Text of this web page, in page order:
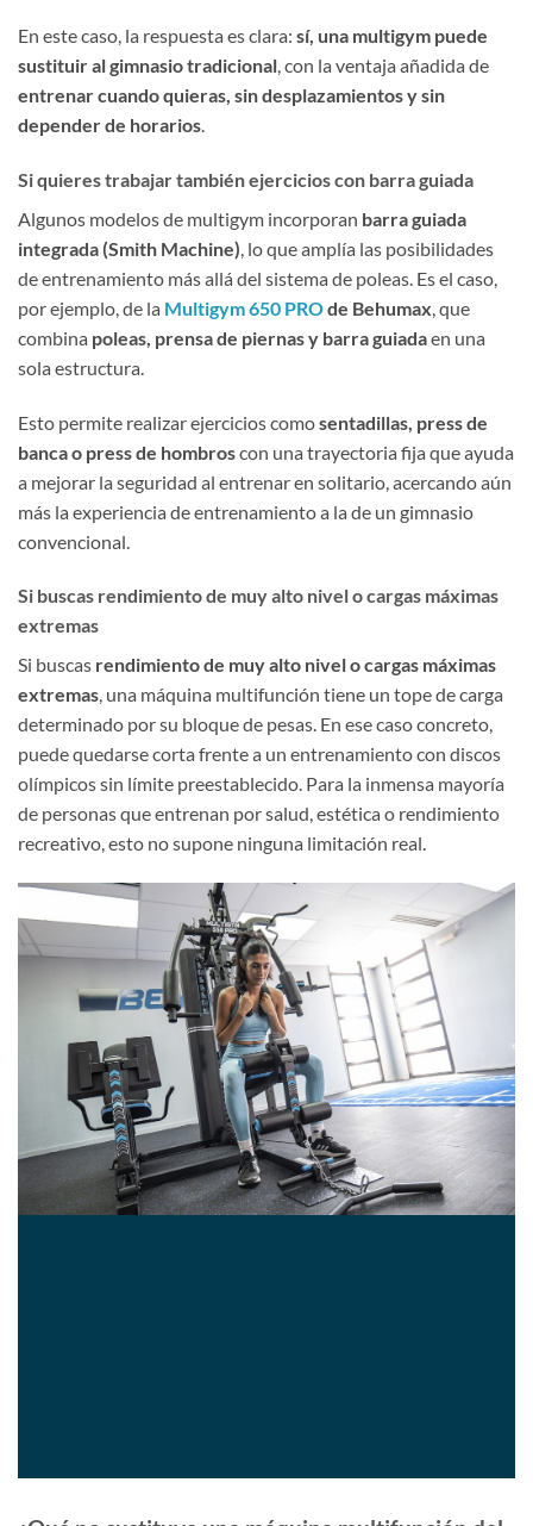
En este caso, la respuesta es clara: sí, una multigym puede
sustituir al gimnasio tradicional, con la ventaja añadida de
entrenar cuando quieras, sin desplazamientos y sin
depender de horarios.
Si quieres trabajar también ejercicios con barra guiada
Algunos modelos de multigym incorporan barra guiada
integrada (Smith Machine), lo que amplía las posibilidades
de entrenamiento más allá del sistema de poleas. Es el caso,
por ejemplo, de la Multigym 650 PROde Behumax, que
combina poleas, prensa de piernas y barra guiadaen una
sola estructura.
Esto permite realizar ejercicios comosentadillas, press de
banca o press de hombroscon una trayectoria fija que ayuda
a mejorar la seguridad al entrenar en solitario, acercando aún
más la experiencia de entrenamiento a la de un gimnasio
convencional.
Si buscas rendimiento de muy alto nivel o cargas máximas
extremas
Si buscas rendimiento de muy alto nivel o cargas máximas
extremas, una máquina multifunción tiene un tope de carga
determinado por su bloque de pesas. En ese caso concreto,
puede quedarse corta frente a un entrenamiento con discos
olímpicos sin límite preestablecido. Para la inmensa mayoría
de personas que entrenan por salud, estética o rendimiento
recreativo, esto no supone ninguna limitación real.